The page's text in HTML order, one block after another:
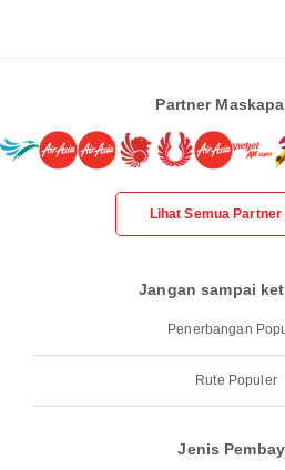
Partner
Lihat Semua
Jangan sampai
Penerbangan
Rute Populer
Jenis